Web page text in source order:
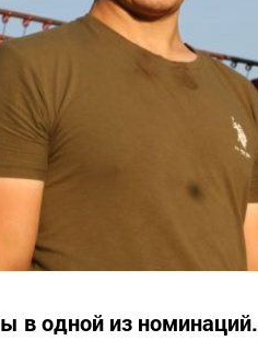
в одной из номинаций.